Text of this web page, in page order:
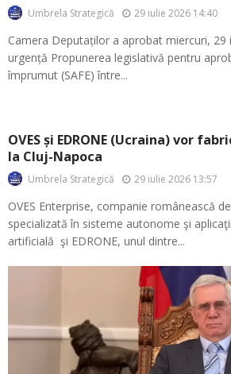
Umbrela Strategică 29 iulie 2026 14:40
Camera Deputaților a aprobat miercuri, 29
urgență Propunerea legislativă pentru
împrumut (SAFE) între...
OVES și EDRONE (Ucraina) vor
la Cluj-Napoca
Umbrela Strategică 29 iulie 2026 13:57
OVES Enterprise, companie românească
specializată în sisteme autonome şi
artificială şi EDRONE, unul dintre...